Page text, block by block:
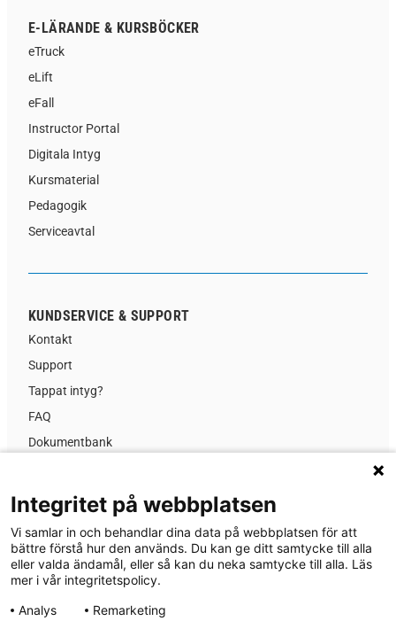
E-LÄRANDE & KURSBÖCKER
eTruck
eLift
eFall
Instructor Portal
Digitala Intyg
Kursmaterial
Pedagogik
Serviceavtal
KUNDSERVICE & SUPPORT
Kontakt
Support
Tappat intyg?
FAQ
Dokumentbank
GDPR
Nyheter
Om MA-system Utbildning
Integritet på webbplatsen
Vi samlar in och behandlar dina data på webbplatsen för att
bättre förstå hur den används. Du kan ge ditt samtycke till alla
eller valda ändamål, eller så kan du neka samtycke till alla. Läs
mer i vår integritetspolicy.
Analys
Remarketing